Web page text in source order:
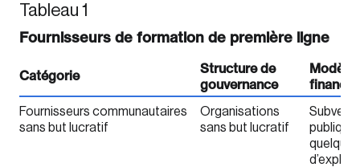
Tableau 1
Fournisseurs de formation de première ligne
Catégorie
Structure de
gouvernance
Modèle
Fournisseurs communautaires
sans but lucratif
Organisations
sans but lucratif